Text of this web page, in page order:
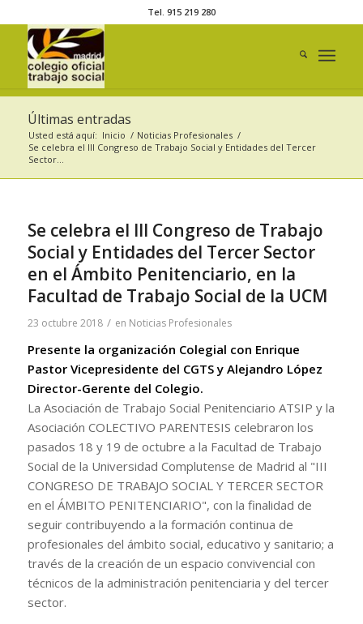
Tel. 915 219 280
Últimas entradas
Usted está aquí: Inicio / Noticias Profesionales /
Se celebra el III Congreso de Trabajo Social y Entidades del Tercer
Sector...
Se celebra el III Congreso de Trabajo
Social y Entidades del Tercer Sector
en el Ámbito Penitenciario, en la
Facultad de Trabajo Social de la UCM
23 octubre 2018 / en Noticias Profesionales
Presente la organización Colegial con Enrique
Pastor Vicepresidente del CGTS y Alejandro López
Director-Gerente del Colegio.
La Asociación de Trabajo Social Penitenciario ATSIP y la
Asociación COLECTIVO PARENTESIS celebraron los
pasados 18 y 19 de octubre a la Facultad de Trabajo
Social de la Universidad Complutense de Madrid al "III
CONGRESO DE TRABAJO SOCIAL Y TERCER SECTOR
en el ÁMBITO PENITENCIARIO", con la finalidad de
seguir contribuyendo a la formación continua de
profesionales del ámbito social, educativo y sanitario; a
través de la creación de un espacio convivencial con
técnicos de la administración penitenciaria y del tercer
sector.